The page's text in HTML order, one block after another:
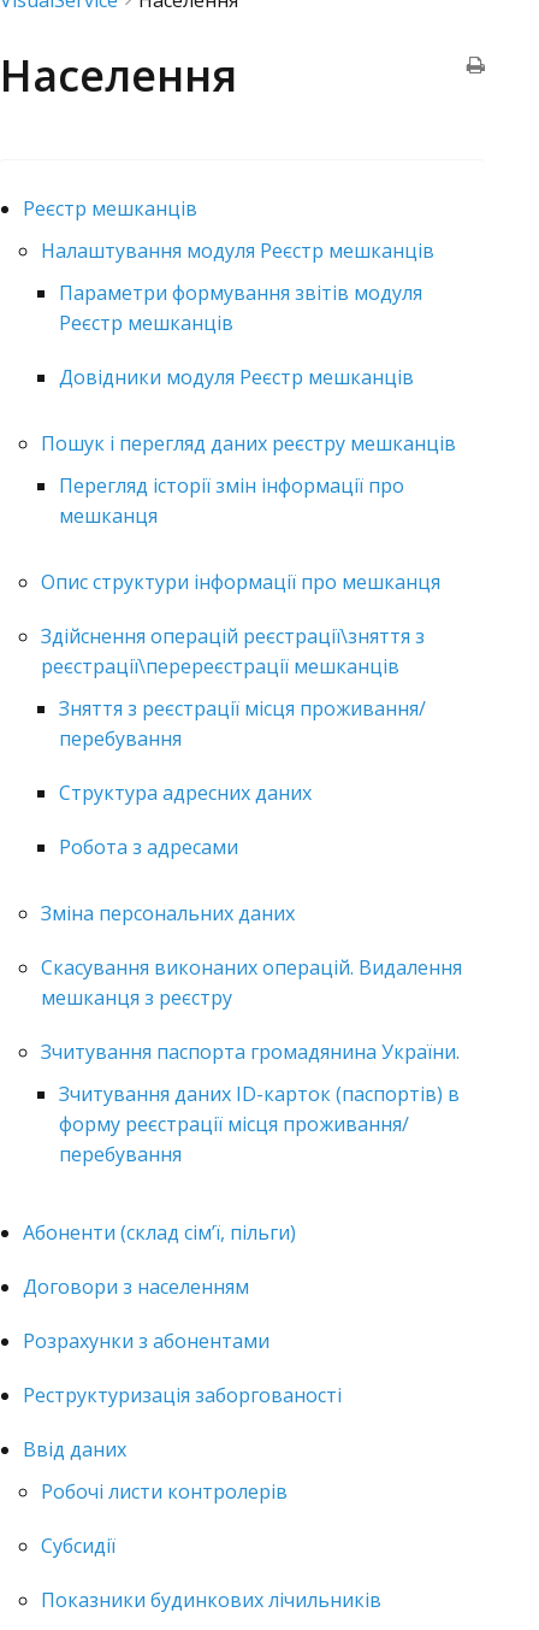
Населення
Реєстр мешканців
Налаштування модуля Реєстр мешканців
Параметри формування звітів модуля
Реєстр мешканців
Довідники модуля Реєстр мешканців
Пошук і перегляд даних реєстру мешканців
Перегляд історії змін інформації про
мешканця
Опис структури інформації про мешканця
Здійснення операцій реєстрації\зняття з
реєстрації\перереєстрації мешканців
Зняття з реєстрації місця проживання/
перебування
Структура адресних даних
Робота з адресами
Зміна персональних даних
Скасування виконаних операцій. Видалення
мешканця з реєстру
Зчитування паспорта громадянина України.
Зчитування даних ID-карток (паспортів) в
форму реєстрації місця проживання/
перебування
Абоненти (склад сім’ї, пільги)
Договори з населенням
Розрахунки з абонентами
Реструктуризація заборгованості
Ввід даних
Робочі листи контролерів
Субсидії
Показники будинкових лічильників